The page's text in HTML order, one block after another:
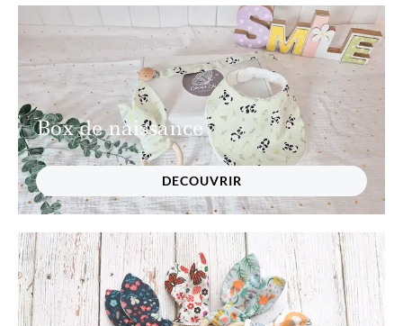
Box de naissance
DECOUVRIR